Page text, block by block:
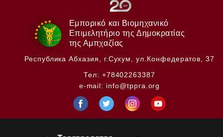
Εμπορικό και Βιομηχανικό
Επιμελητήριο της Δημοκρατίας
της Αμπχαζίας
Республика Абхазия,
г.Сухум, ул.Конфедератов, 37
Тел: +78402263387
e-mail: info@tppra.org